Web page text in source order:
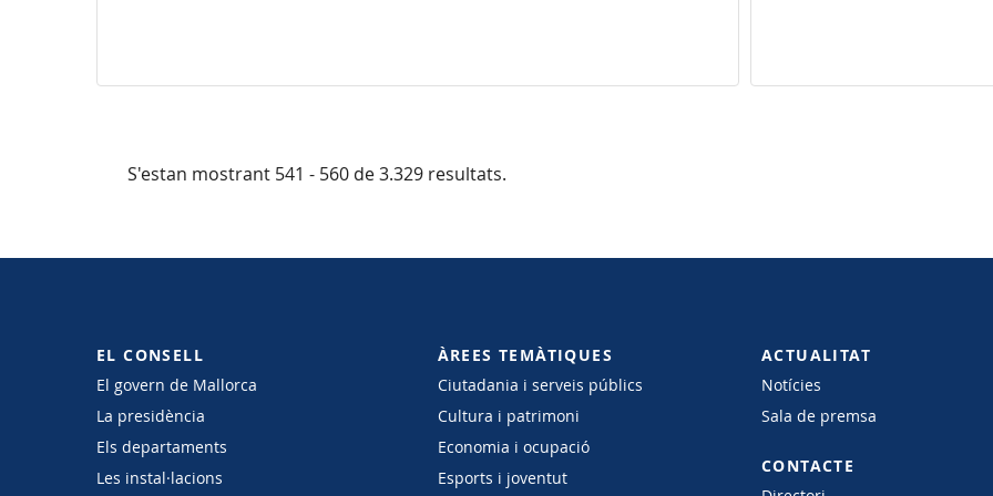
S'estan mostrant 541 - 560 de 3.329 resultats.
EL CONSELL
El govern de Mallorca
La presidència
Els departaments
Les instal·lacions
ÀREES TEMÀTIQUES
Ciutadania i serveis públics
Cultura i patrimoni
Economia i ocupació
Esports i joventut
ACTUALITAT
Notícies
Sala de premsa
CONTACTE